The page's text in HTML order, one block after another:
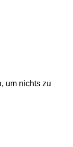
um nichts zu